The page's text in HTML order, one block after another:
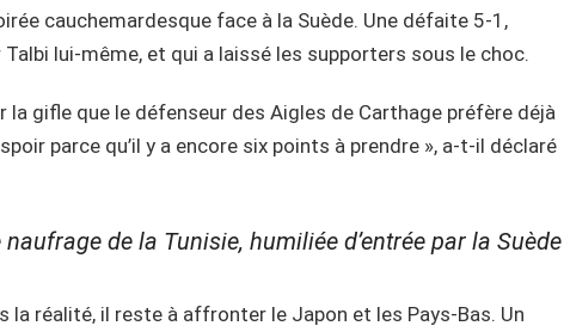
cauchemardesque face à la Suède. Une défaite 5-1,
lui-même, et qui a laissé les supporters sous le choc.
la gifle que le défenseur des Aigles de Carthage préfère déjà
parce qu’il y a encore six points à prendre », a-t-il déclaré
de la Tunisie, humiliée d’entrée par la Suède
la réalité, il reste à affronter le Japon et les Pays-Bas. Un